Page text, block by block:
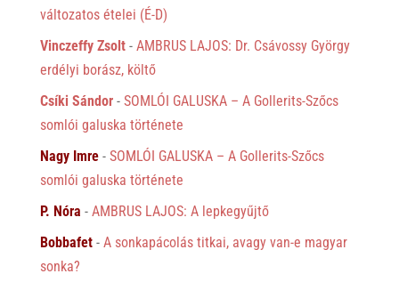
változatos ételei (É-D)
Vinczeffy Zsolt- AMBRUS LAJOS: Dr. Csávossy György
erdélyi borász, költő
Csíki Sándor- SOMLÓI GALUSKA – A Gollerits-Szőcs
somlói galuska története
Nagy Imre- SOMLÓI GALUSKA – A Gollerits-Szőcs
somlói galuska története
P. Nóra - AMBRUS LAJOS: A lepkegyűjtő
Bobbafet- A sonkapácolás titkai, avagy van-e magyar
sonka?